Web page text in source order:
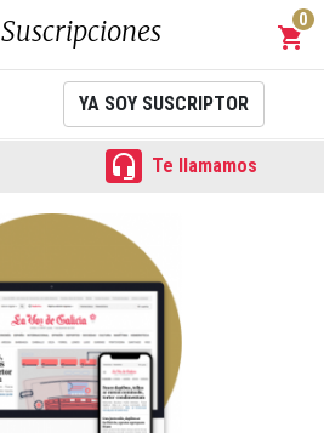
Suscripciones shopping_cart
0
YA SOY SUSCRIPTOR
 Te llamamos